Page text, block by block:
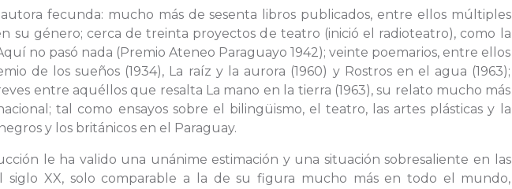
fecunda: mucho más de sesenta libros publicados, entre ellos múltiples
su género; cerca de treinta proyectos de teatro (inició el radioteatro), como la
no pasó nada (Premio Ateneo Paraguayo 1942); veinte poemarios, entre ellos
de los sueños (1934), La raíz y la aurora (1960) y Rostros en el agua (1963);
entre aquéllos que resalta La mano en la tierra (1963), su relato mucho más
tal como ensayos sobre el bilingüismo, el teatro, las artes plásticas y la
y los británicos en el Paraguay.
le ha valido una unánime estimación y una situación sobresaliente en las
siglo XX, solo comparable a la de su figura mucho más en todo el mundo,